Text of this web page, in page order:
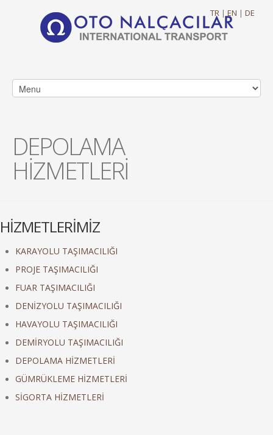
TR | EN | DE
DEPOLAMA
HİZMETLERİ
HİZMETLERİMİZ
KARAYOLU TAŞIMACILIĞI
PROJE TAŞIMACILIĞI
FUAR TAŞIMACILIĞI
DENİZYOLU TAŞIMACILIĞI
HAVAYOLU TAŞIMACILIĞI
DEMİRYOLU TAŞIMACILIĞI
DEPOLAMA HİZMETLERİ
GÜMRÜKLEME HİZMETLERİ
SİGORTA HİZMETLERİ